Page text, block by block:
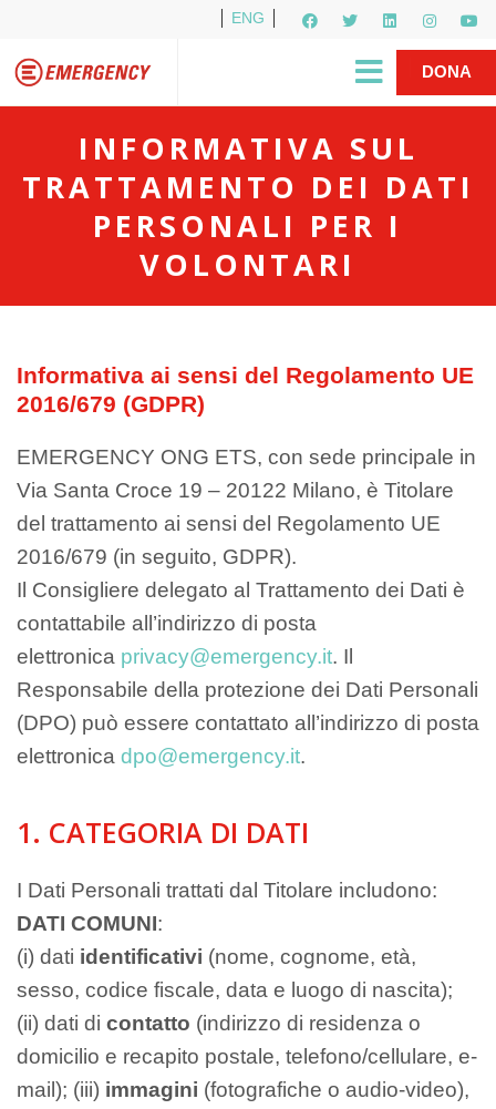
ENG
R1PUD1A
DONA
INFORMATIVA SUL
TRATTAMENTO DEI DATI
PERSONALI PER I
VOLONTARI
Informativa ai sensi del Regolamento UE
2016/679 (GDPR)
EMERGENCY ONG ETS, con sede principale in
Via Santa Croce 19 – 20122 Milano, è Titolare
del trattamento ai sensi del Regolamento UE
2016/679 (in seguito, GDPR).
Il Consigliere delegato al Trattamento dei Dati è
contattabile all’indirizzo di posta
elettronica privacy@emergency.it. Il
Responsabile della protezione dei Dati Personali
(DPO) può essere contattato all’indirizzo di posta
elettronica dpo@emergency.it.
1. CATEGORIA DI DATI
I Dati Personali trattati dal Titolare includono:
DATI COMUNI:
(i) dati identificativi (nome, cognome, età,
sesso, codice fiscale, data e luogo di nascita);
(ii) dati di contatto (indirizzo di residenza o
domicilio e recapito postale, telefono/cellulare, e-
mail); (iii) immagini (fotografiche o audio-video),